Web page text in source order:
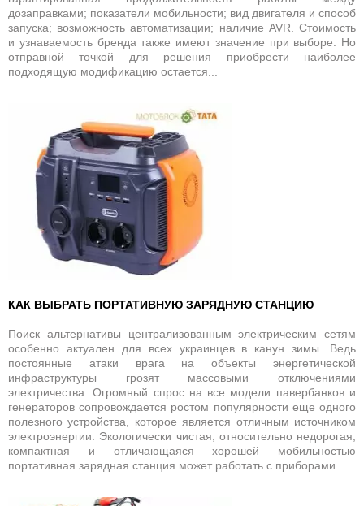
дозаправками; показатели мобильности; вид двигателя и способ
запуска; возможность автоматизации; наличие AVR. Стоимость
и узнаваемость бренда также имеют значение при выборе. Но
отправной точкой для решения приобрести наиболее
подходящую модификацию остается...
КАК ВЫБРАТЬ ПОРТАТИВНУЮ ЗАРЯДНУЮ СТАНЦИЮ
Поиск альтернативы централизованным электрическим сетям
особенно актуален для всех украинцев в канун зимы. Ведь
постоянные атаки врага на объекты энергетической
инфраструктуры грозят массовыми отключениями
электричества. Огромный спрос на все модели павербанков и
генераторов сопровождается ростом популярности еще одного
полезного устройства, которое является отличным источником
электроэнергии. Экологически чистая, относительно недорогая,
компактная и отличающаяся хорошей мобильностью
портативная зарядная станция может работать с приборами...